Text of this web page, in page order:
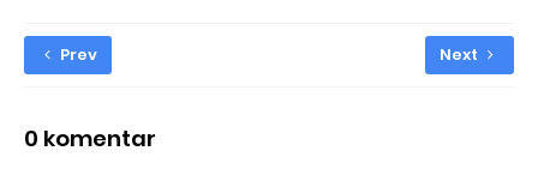
Prev Next
0 komentar